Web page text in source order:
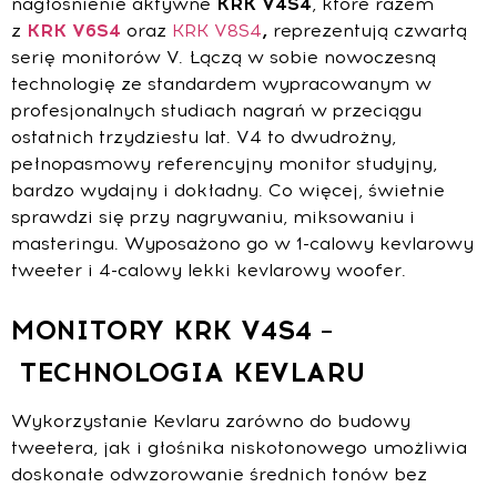
z KRK V6S4 oraz KRK V8S4, reprezentują czwartą
serię monitorów V. Łączą w sobie nowoczesną
technologię ze standardem wypracowanym w
profesjonalnych studiach nagrań w przeciągu
ostatnich trzydziestu lat. V4 to dwudrożny,
pełnopasmowy referencyjny monitor studyjny,
bardzo wydajny i dokładny. Co więcej, świetnie
sprawdzi się przy nagrywaniu, miksowaniu i
masteringu. Wyposażono go w 1-calowy kevlarowy
tweeter i 4-calowy lekki kevlarowy woofer.
MONITORY KRK V4S4 –
TECHNOLOGIA KEVLARU
Wykorzystanie Kevlaru zarówno do budowy
tweetera, jak i głośnika niskotonowego umożliwia
doskonałe odwzorowanie średnich tonów bez